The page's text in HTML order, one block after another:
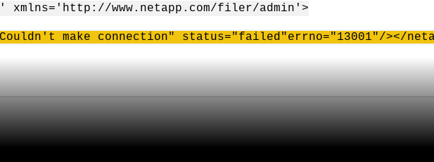
xmlns='http://www.netapp.com/filer/admin'>
make connection" status="failed"errno="13001"/></